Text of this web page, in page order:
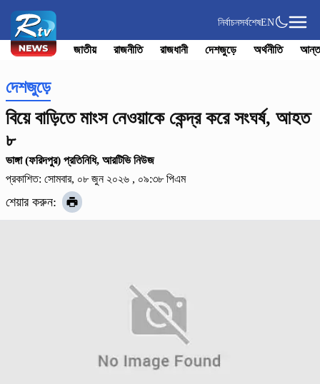
নির্বাচনসর্বশেষEN
জাতীয় রাজনীতি রাজধানী দেশজুড়ে অর্থনীতি
দেশজুড়ে
বিয়ে বাড়িতে মাংস নেওয়াকে কেন্দ্র করে সংঘর্ষ, আহত
৮
ভাঙ্গা (ফরিদপুর) প্রতিনিধি, আরটিভি নিউজ
প্রকাশিত: সোমবার, ০৮ জুন ২০২৬ , ০৯:৩৮ পিএম
শেয়ার করুন: